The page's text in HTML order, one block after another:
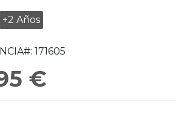
+2 Años
171605
€